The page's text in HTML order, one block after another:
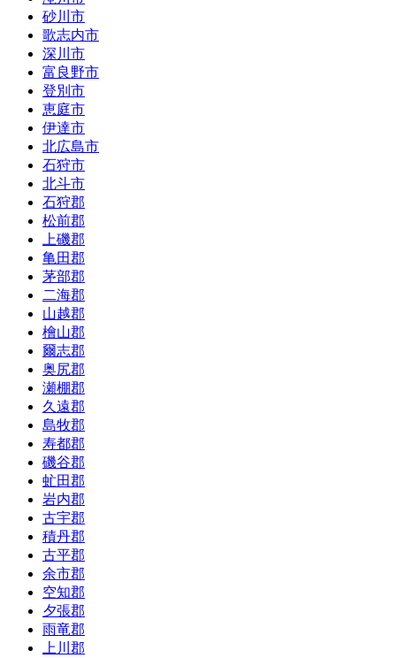
砂川市
歌志内市
深川市
富良野市
登別市
恵庭市
伊達市
北広島市
石狩市
北斗市
石狩郡
松前郡
上磯郡
亀田郡
茅部郡
二海郡
山越郡
檜山郡
爾志郡
奥尻郡
瀬棚郡
久遠郡
島牧郡
寿都郡
磯谷郡
虻田郡
岩内郡
古宇郡
積丹郡
古平郡
余市郡
空知郡
夕張郡
雨竜郡
上川郡